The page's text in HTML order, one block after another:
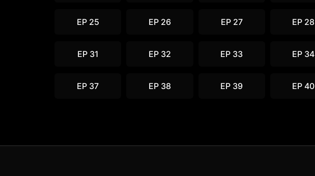
EP 25 EP 26 EP 27 EP 28
EP 31 EP 32 EP 33 EP 34
EP 37 EP 38 EP 39 EP 40